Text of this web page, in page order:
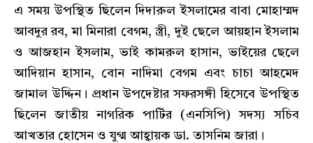
এ সময় উপস্থিত ছিলেন দিদারুল ইসলামের বাবা মোহাম্মদ
আবদুর রব, মা মিনারা বেগম, স্ত্রী, দুই ছেলে আয়হান ইসলাম
ও আজহান ইসলাম, ভাই কামরুল হাসান, ভাইয়ের ছেলে
আদিয়ান হাসান, বোন নাদিমা বেগম এবং চাচা আহমেদ
জামাল উদ্দিন। প্রধান উপদেষ্টার সফরসঙ্গী হিসেবে উপস্থিত
ছিলেন জাতীয় নাগরিক পার্টির (এনসিপি) সদস্য সচিব
আখতার হোসেন ও যুগ্ম আহ্বায়ক ডা. তাসনিম জারা।